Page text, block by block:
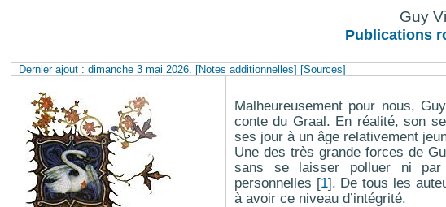
Guy
Publications
Dernier ajout : dimanche 3 mai 2026. [Notes additionnelles] [Sources]
Malheureusement pour nous,
conte du Graal. En réalité, son
ses jour à un âge relativement
Une des très grande forces de
sans se laisser polluer ni par
personnelles [1]. De tous les
à avoir ce niveau d’intégrité.